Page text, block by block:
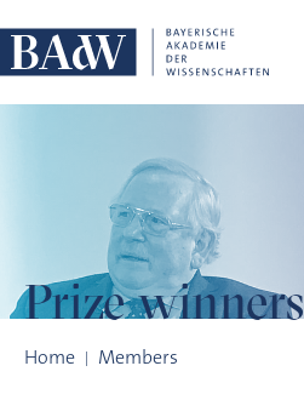
Prize winners
Home Members